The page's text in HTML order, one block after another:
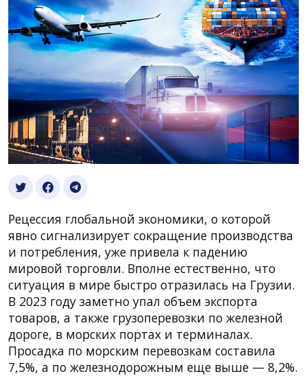
Рецессия глобальной экономики, о которой
явно сигнализирует сокращение производства
и потребления, уже привела к падению
мировой торговли. Вполне естественно, что
ситуация в мире быстро отразилась на Грузии.
В 2023 году заметно упал объем экспорта
товаров, а также грузоперевозки по железной
дороге, в морских портах и терминалах.
Просадка по морским перевозкам составила
7,5%, а по железнодорожным еще выше — 8,2%.